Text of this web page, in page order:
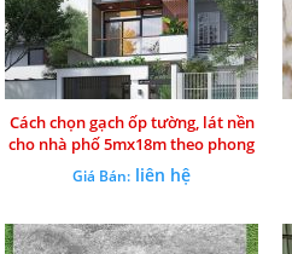
Cách chọn gạch ốp tường, lát nền
cho nhà phố 5mx18m theo phong
cách hiện đại?
Giá Bán: liên hệ